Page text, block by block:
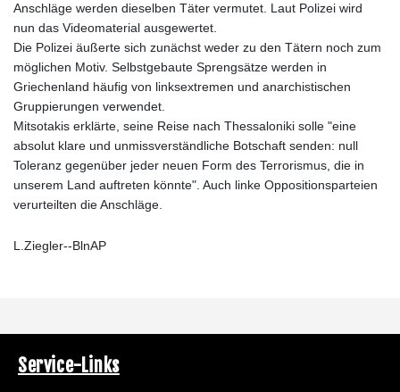
Anschläge werden dieselben Täter vermutet. Laut Polizei wird
nun das Videomaterial ausgewertet.
Die Polizei äußerte sich zunächst weder zu den Tätern noch zum
möglichen Motiv. Selbstgebaute Sprengsätze werden in
Griechenland häufig von linksextremen und anarchistischen
Gruppierungen verwendet.
Mitsotakis erklärte, seine Reise nach Thessaloniki solle "eine
absolut klare und unmissverständliche Botschaft senden: null
Toleranz gegenüber jeder neuen Form des Terrorismus, die in
unserem Land auftreten könnte". Auch linke Oppositionsparteien
verurteilten die Anschläge.
L.Ziegler--BlnAP
Service-Links